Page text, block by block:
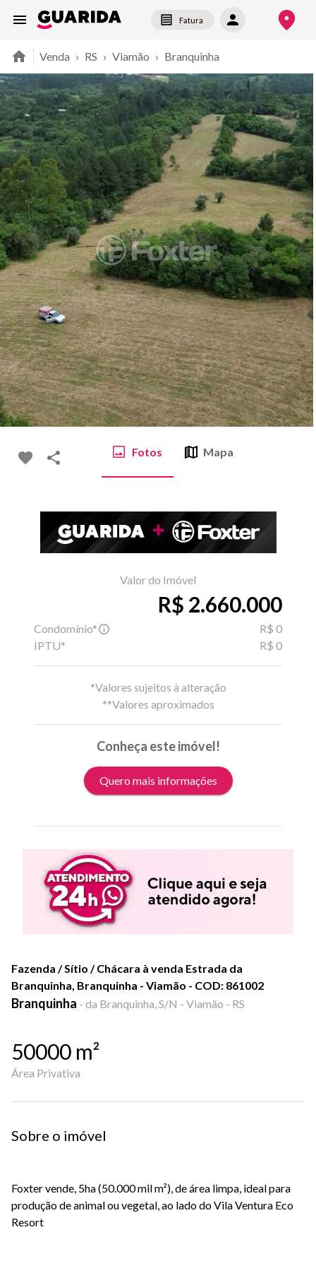
Fatura
Venda › RS › Viamão › Branquinha
Fotos Mapa
Valor do Imóvel
R$ 2.660.000
Condomínio*
R$ 0
IPTU*
R$ 0
*Valores sujeitos à alteração
**Valores aproximados
Conheça este imóvel!
Quero mais informações
Fazenda / Sítio / Chácara à venda Estrada da
Branquinha, Branquinha - Viamão - COD: 861002
Branquinha - da Branquinha, S/N - Viamão - RS
50000 m²
Área Privativa
Sobre o imóvel
Foxter vende, 5ha (50.000 mil m²), de área limpa, ideal para
produção de animal ou vegetal, ao lado do Vila Ventura Eco
Resort